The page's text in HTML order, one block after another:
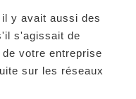
y avait aussi des
s'agissait de
votre entreprise
sur les réseaux